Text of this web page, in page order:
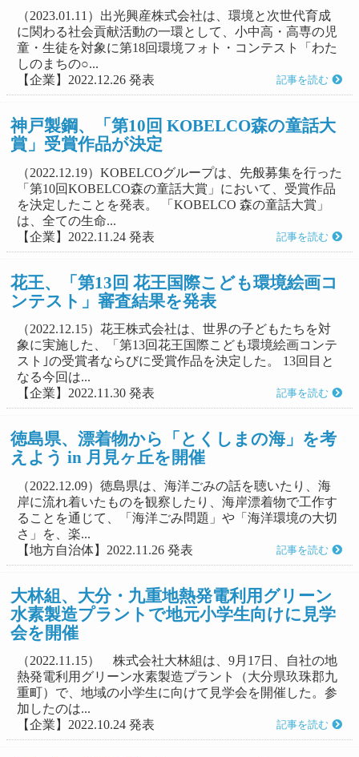
（2023.01.11）出光興産株式会社は、環境と次世代育成
に関わる社会貢献活動の一環として、小中高・高専の児
童・生徒を対象に第18回環境フォト・コンテスト「わた
しのまちの○...
【企業】2022.12.26 発表
記事を読む
神戸製鋼、「第10回 KOBELCO森の童話大
賞」受賞作品が決定
（2022.12.19）KOBELCOグループは、先般募集を行った
「第10回KOBELCO森の童話大賞」において、受賞作品
を決定したことを発表。 「KOBELCO 森の童話大賞」
は、全ての生命...
【企業】2022.11.24 発表
記事を読む
花王、「第13回 花王国際こども環境絵画コ
ンテスト」審査結果を発表
（2022.12.15）花王株式会社は、世界の子どもたちを対
象に実施した、「第13回花王国際こども環境絵画コンテ
スト｣の受賞者ならびに受賞作品を決定した。 13回目と
なる今回は...
【企業】2022.11.30 発表
記事を読む
徳島県、漂着物から「とくしまの海」を考
えよう in 月見ヶ丘を開催
（2022.12.09）徳島県は、海洋ごみの話を聴いたり、海
岸に流れ着いたものを観察したり、海岸漂着物で工作す
ることを通じて、「海洋ごみ問題」や「海洋環境の大切
さ」を、楽...
【地方自治体】2022.11.26 発表
記事を読む
大林組、大分・九重地熱発電利用グリーン
水素製造プラントで地元小学生向けに見学
会を開催
（2022.11.15） 株式会社大林組は、9月17日、自社の地
熱発電利用グリーン水素製造プラント（大分県玖珠郡九
重町）で、地域の小学生に向けて見学会を開催した。参
加したのは...
【企業】2022.10.24 発表
記事を読む